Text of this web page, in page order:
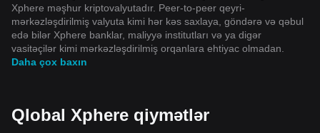
Xphere məşhur kriptovalyutadır. Peer-to-peer qeyri-
mərkəzləşdirilmiş valyuta kimi hər kəs saxlaya, göndərə və qəbul
edə bilər Xphere banklar, maliyyə institutları və ya digər
vasitəçilər kimi mərkəzləşdirilmiş orqanlara ehtiyac olmadan.
Daha çox baxın
Qlobal Xphere qiymətlər